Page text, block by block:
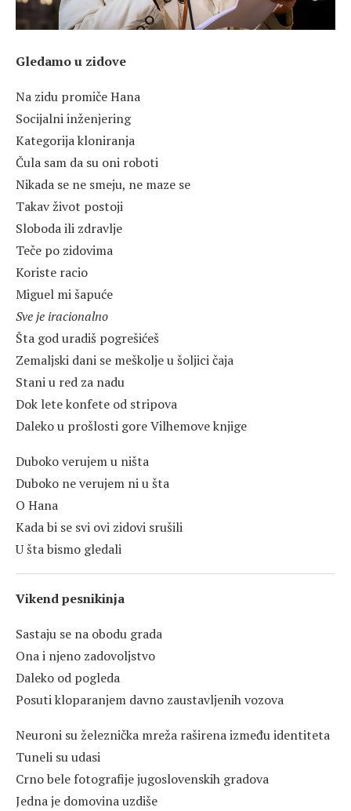
Gledamo u zidove
Na zidu promiče Hana
Socijalni inženjering
Kategorija kloniranja
Čula sam da su oni roboti
Nikada se ne smeju, ne maze se
Takav život postoji
Sloboda ili zdravlje
Teče po zidovima
Koriste racio
Miguel mi šapuće
Sve je iracionalno
Šta god uradiš pogrešićeš
Zemaljski dani se meškolje u šoljici čaja
Stani u red za nadu
Dok lete konfete od stripova
Daleko u prošlosti gore Vilhemove knjige
Duboko verujem u ništa
Duboko ne verujem ni u šta
O Hana
Kada bi se svi ovi zidovi srušili
U šta bismo gledali
Vikend pesnikinja
Sastaju se na obodu grada
Ona i njeno zadovoljstvo
Daleko od pogleda
Posuti kloparanjem davno zaustavljenih vozova
Neuroni su železnička mreža raširena između identiteta
Tuneli su udasi
Crno bele fotografije jugoslovenskih gradova
Jedna je domovina uzdiše